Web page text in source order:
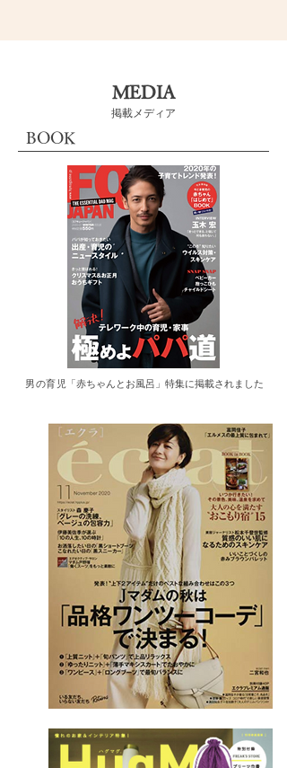
MEDIA
​掲載メディア
BOOK
​男の育児 ​「赤ちゃんとお風呂」特集に掲載されました